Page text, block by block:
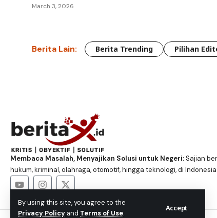
By using this site, you agree to the
Privacy Policy and Terms of Use.
Accept
March 3, 2026
Berita Lain: Berita Trending Pilihan
Membaca Masalah, Menyajikan Solusi untuk Negeri:Sajian
hukum, kriminal, olahraga, otomotif, hingga teknologi, di